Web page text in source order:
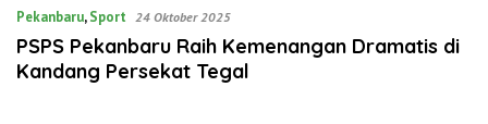
Pekanbaru,Sport 24 Oktober 2025
PSPS Pekanbaru Raih Kemenangan Dramatis di
Kandang Persekat Tegal